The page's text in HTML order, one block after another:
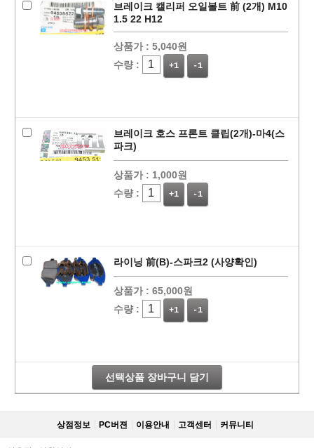
브레이크 캘리퍼 오일볼트 前 (2개) M10
1.5 22 H12
상품가 : 5,040원
수량 :
+1 -1
브레이크 호스 프론트 클립(2개)-마4(스
파크)
상품가 : 1,000원
수량 :
+1 -1
라이닝 前(B)-스파크2 (사양확인)
상품가 : 65,000원
수량 :
+1 -1
선택상품 장바구니 담기
상점정보 PC버젼 이용안내 고객센터 커뮤니티